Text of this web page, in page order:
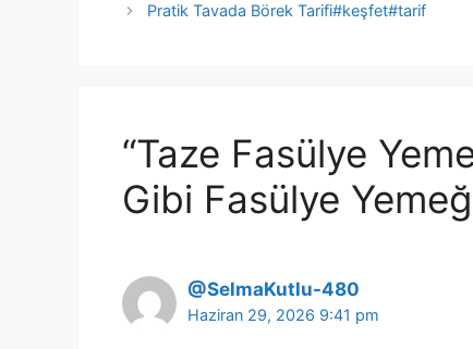
Pratik Tavada Börek Tarifi#keşfet#tarif
“Taze Fasülye
Gibi Fasülye
@SelmaKutlu-480
Haziran 29, 2026 9:41 pm